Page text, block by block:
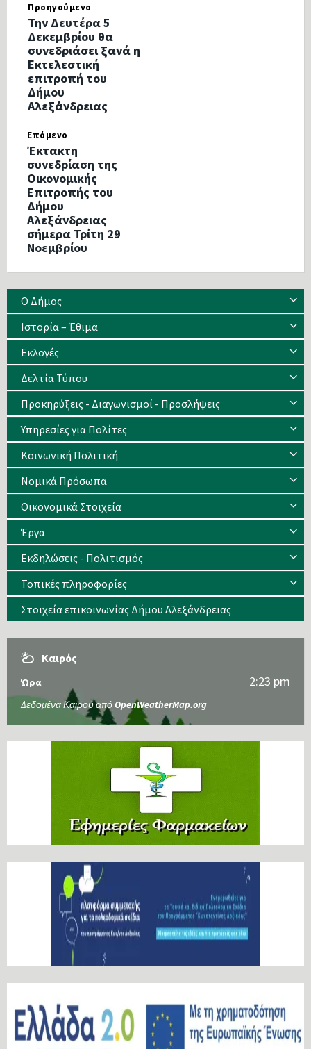
Προηγούμενο
Την Δευτέρα 5
Δεκεμβρίου θα
συνεδριάσει ξανά η
Εκτελεστική
επιτροπή του
Δήμου
Αλεξάνδρειας
Επόμενο
Έκτακτη
συνεδρίαση της
Οικονομικής
Επιτροπής του
Δήμου
Αλεξάνδρειας
σήμερα Τρίτη 29
Νοεμβρίου
Ο Δήμος
Ιστορία – Έθιμα
Eκλογές
Δελτία Τύπου
Προκηρύξεις - Διαγωνισμοί - Προσλήψεις
Υπηρεσίες για Πολίτες
Κοινωνική Πολιτική
Νομικά Πρόσωπα
Οικονομικά Στοιχεία
Έργα
Εκδηλώσεις - Πολιτισμός
Τοπικές πληροφορίες
Στοιχεία επικοινωνίας Δήμου Αλεξάνδρειας
Καιρός
Ώρα 2:23 pm
Δεδομένα Καιρού από OpenWeatherMap.org